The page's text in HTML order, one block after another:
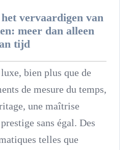
vervaardigen van
meer dan alleen
tijd
bien plus que de
de mesure du temps,
une maîtrise
sans égal. Des
telles que